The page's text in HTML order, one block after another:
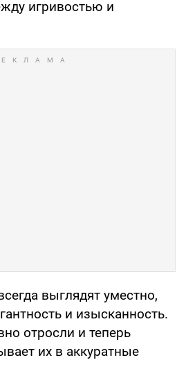
игривостью и
выглядят уместно,
и изысканность.
отросли и теперь
их в аккуратные